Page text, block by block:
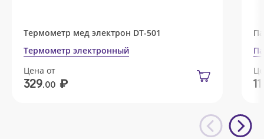
Термометр мед электрон DT-501
Термометр электронный
Цена от
329.00 ₽ 11